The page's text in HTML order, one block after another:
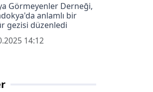
Görmeyenler Derneği,
anlamlı bir
gezisi düzenledi
14:12